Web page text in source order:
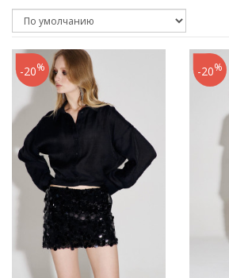
-20% -20%